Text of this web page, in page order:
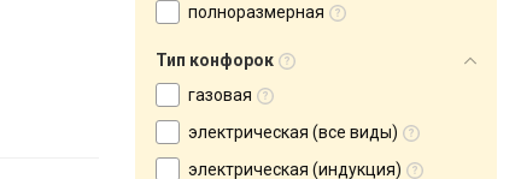
полноразмерная
Тип конфорок
газовая
электрическая (все виды)
электрическая (индукция)